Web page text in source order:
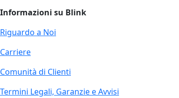
Informazioni su Blink
Riguardo a Noi
Carriere
Comunità di Clienti
Termini Legali, Garanzie e Avvisi